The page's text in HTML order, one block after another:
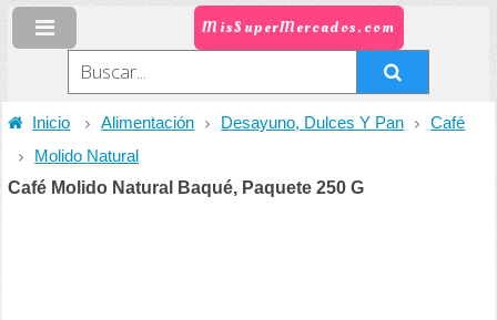
MisSuperMercados.com
Inicio Alimentación Desayuno, Dulces Y Pan
Café
Molido Natural
Café Molido Natural Baqué, Paquete 250 G